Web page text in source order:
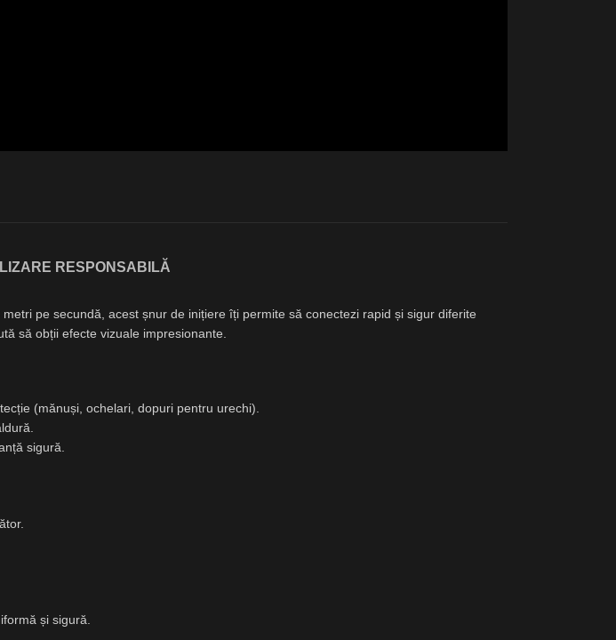
RESPONSABILĂ
pe secundă, acest șnur de inițiere îți permite să conectezi rapid și sigur diferite
să obții efecte vizuale impresionante.
(mănuși, ochelari, dopuri pentru urechi).
sigură.
și sigură.